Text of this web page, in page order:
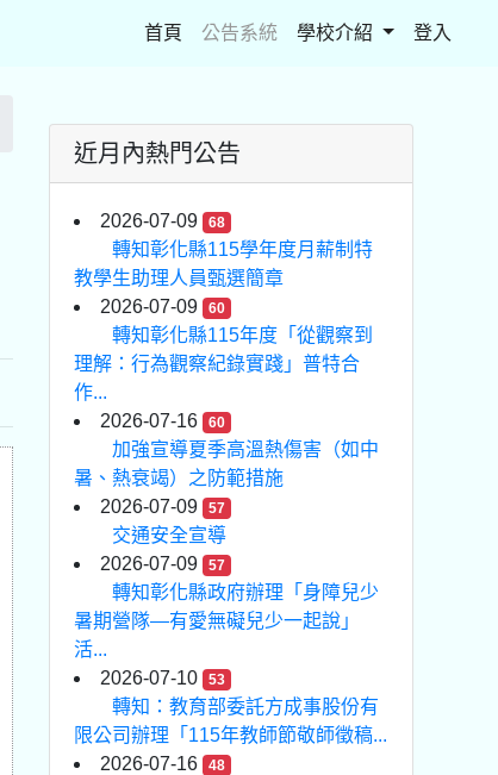
首頁 (current)
公告系統 學校介紹 登入
近月內熱門公告
2026-07-09 68
轉知彰化縣115學年度月薪制特
教學生助理人員甄選簡章
2026-07-09
60
轉知彰化縣115年度「從觀察到
理解：行為觀察紀錄實踐」普特合
作...
2026-07-16
60
加強宣導夏季高溫熱傷害（如中
暑、熱衰竭）之防範措施
2026-07-09
57
交通安全宣導
2026-07-09
57
轉知彰化縣政府辦理「身障兒少
暑期營隊—有愛無礙兒少一起說」
活...
2026-07-10
53
轉知：教育部委託方成事股份有
限公司辦理「115年教師節敬師徵稿...
2026-07-16
48